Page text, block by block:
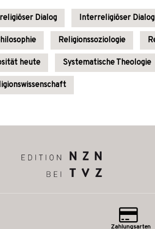
Dialog Interreligiöser Dialog
Religionssoziologie
heute Systematische Theologie
Zahlungsarten